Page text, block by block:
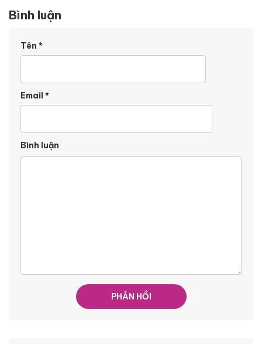
Bình luận
Tên *
Email*
Bình luận